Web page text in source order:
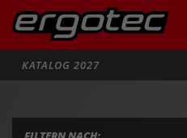
KATALOG 2027